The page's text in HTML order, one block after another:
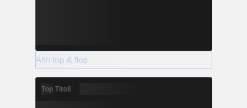
Altri top & flop
Top Titoli